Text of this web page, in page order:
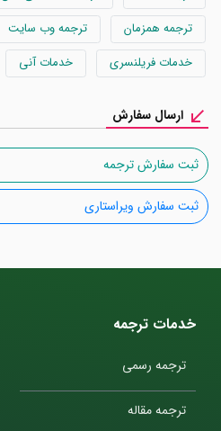
ترجمه همزمان
ترجمه وب سایت
خدمات فریلنسری
خدمات آنی
ارسال سفارش
ثبت سفارش ترجمه
ثبت سفارش ویراستاری
خدمات ترجمه
ترجمه رسمی
ترجمه مقاله